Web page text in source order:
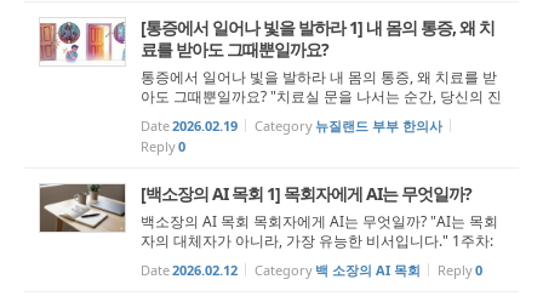
[통증에서 일어나 빛을 발하라 1] 내 몸의 통증, 왜 치
료를 받아도 그때뿐일까요?
통증에서 일어나 빛을 발하라 내 몸의 통증, 왜 치료를 받
아도 그때뿐일까요? "치료실 문을 나서는 순간, 당신의 진
짜 재활이 시작됩니다." “일어나라 빛을 발하라 이는 네 빛
이 이르렀고 여호와의 영광이 네 위에 임하였음이니라”
(사 60:1) 1. ...
Date2026.02.19 Category 뉴질랜드 부부 한의사
Reply0
[백소장의 AI 목회 1] 목회자에게 AI는 무엇일까?
백소장의 AI 목회 목회자에게 AI는 무엇일까? "AI는 목회
자의 대체자가 아니라, 가장 유능한 비서입니다." 1주차:
AI, 써야 하는가? 요즘 목회자들 사이에서 자주 듣게 되는
질문이 있습니다. "목사님, AI 써도 됩니까?" 혹은 조금 더
Date2026.02.12 Category 백 소장의 AI 목회 Reply0